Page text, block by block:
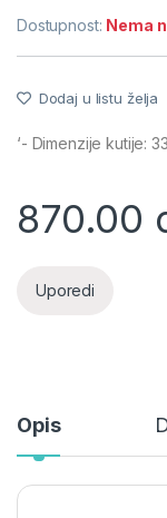
Dostupnost: Nema
Dodaj u listu želja
‘- Dimenzije kutije:
870.00
Uporedi
Opis